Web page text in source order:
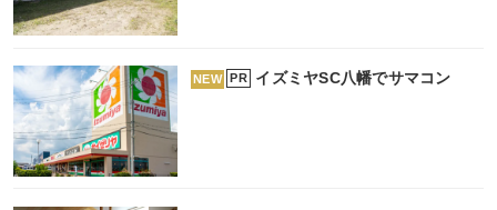
NEW PR イズミヤSC八幡でサマコン